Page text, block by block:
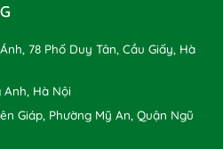
78 Phố Duy Tân, Cầu Giấy, Hà
Anh, Hà Nội
Giáp, Phường Mỹ An, Quận Ngũ